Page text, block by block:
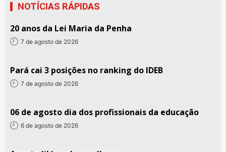
NOTÍCIAS RÁPIDAS
20 anos da Lei Maria da Penha
7 de agosto de 2026
Pará cai 3 posições no ranking do IDEB
7 de agosto de 2026
06 de agosto dia dos profissionais da educação
6 de agosto de 2026